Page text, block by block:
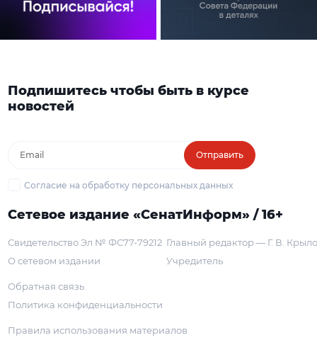
Подпишитесь чтобы быть в курсе
новостей
Отправить
Согласие на обработку персональных данных
Сетевое издание «СенатИнформ» / 16+
Свидетельство Эл № ФС77-79212
О сетевом издании
Главный редактор — Г. В.
Учредитель
Обратная связь
Политика конфиденциальности
Правила использования материалов